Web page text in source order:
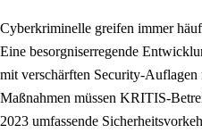
Cyberkriminelle greifen immer
Eine besorgniserregende
mit verschärften Security-Auflagen
Maßnahmen müssen KRITIS-
2023 umfassende